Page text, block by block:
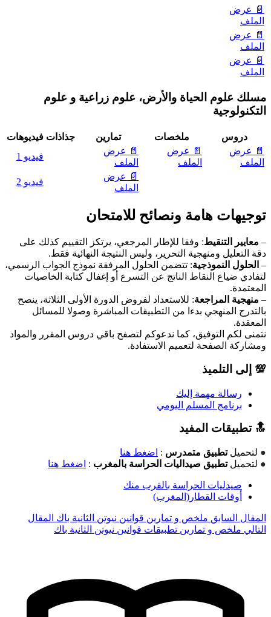
📄 عرض
الملف
📄 عرض
الملف
📄 عرض
الملف
مسلك علوم الحياة والأرض، علوم زراعية و علوم
التكنولوجية
دروس ملخصات تمارين جذاذات فيديوهات
📄 عرض
الملف
📄 عرض
الملف
📄 عرض
الملف
فيديو 1
📄 عرض
الملف
فيديو 2
توجيهات هامة ونصائح للامتحان
– معايير التنقيط: وفقا للإطار المرجعي، يرتكز التقييم كذلك على
دقة التعليل ومنهجية التحرير، وليس النتيجة النهائية فقط.
– الحلول النموذجية: تتضمن الحلول المرفقة نموذج الجواب الرسمي،
لتفادي ضياع النقاط الناتج عن التسرع أو إغفال كتابة الخاصيات
المعتمدة.
– منهجية المراجعة: للاستعداد لفروض الدورة الأولى الثلاثة، ينصح
بالتدرج المنهجي بدءا من التطبيقات المباشرة وصولا للمسائل
المعقدة.
نتمنى لكم التوفيق، كما ندعوكم لتصفح باقي دروس المقرر والمواد
ومشاركة الصفحة لتعميم الاستفادة.
💯 إلى التلميذ
رسالة مهمة إليك
برنامج المسلم اليومي
🔝 تطبيقات المفيد
● لتحميلتطبيق متمدرس : اضغط هنا
● لتحميلتطبيق صيداليات الحراسة بالمغرب : اضغط هنا
صيدليات الحراسة بالقرب منك
أوقات القطار(المغرب)
المقال السابق ملخص و تمارين قوانين نيوتن الثانية باك المقال
التالي ملخص و تمارين تطبيقات قوانين نيوتن الثانية باك